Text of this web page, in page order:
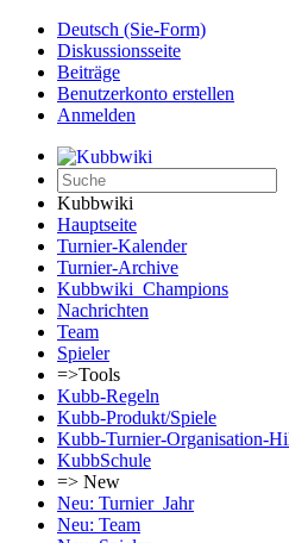
Deutsch (Sie-Form)‎
Diskussionsseite
Beiträge
Benutzerkonto erstellen
Anmelden
Kubbwiki
Hauptseite
Turnier-Kalender
Turnier-Archive
Kubbwiki_Champions
Nachrichten
Team
Spieler
=>Tools
Kubb-Regeln
Kubb-Produkt/Spiele
Kubb-Turnier-Organisation-
KubbSchule
=> New
Neu: Turnier_Jahr
Neu: Team